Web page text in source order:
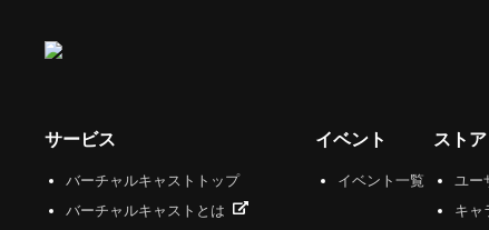
サービス
バーチャルキャストトップ
バーチャルキャストとは
イベント
イベント一覧
ストア
ユー
キャ